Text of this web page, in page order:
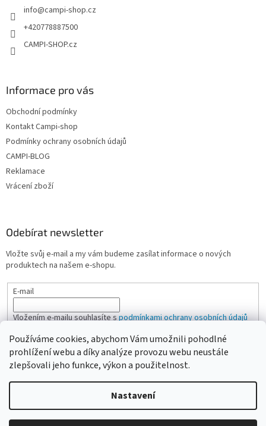
Používáme cookies, abychom Vám umožnili pohodlné
prohlížení webu a díky analýze provozu webu neustále
zlepšovali jeho funkce, výkon a použitelnost.
Nastavení
info@campi-shop.cz
+420778887500
CAMPI-SHOP.cz
Informace pro vás
Obchodní podmínky
Kontakt Campi-shop
Podmínky ochrany osobních údajů
CAMPI-BLOG
Reklamace
Vrácení zboží
Odebírat newsletter
Vložte svůj e-mail a my vám budeme zasílat informace o nových
produktech na našem e-shopu.
E-mail
Vložením e-mailu souhlasíte spodmínkami ochrany osobních údajů
PŘIHLÁSIT SE
Vytvořil Shoptet